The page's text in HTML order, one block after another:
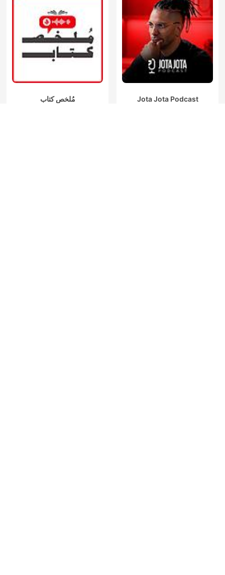
مُلخص كتاب Jota Jota Podcast